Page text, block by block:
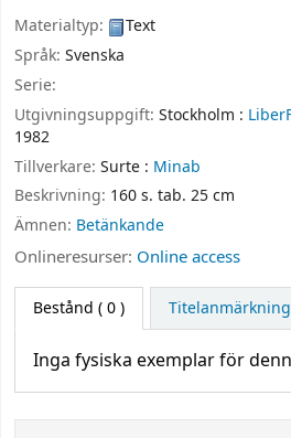
Materialtyp:
Text
Språk: Svenska
Serie:
Utgivningsuppgift: Stockholm :
1982
Tillverkare: Surte : Minab
Beskrivning: 160 s. tab. 25 cm
Ämnen: Betänkande
Onlineresurser: Online access
Bestånd ( 0 )
Inga fysiska exemplar för